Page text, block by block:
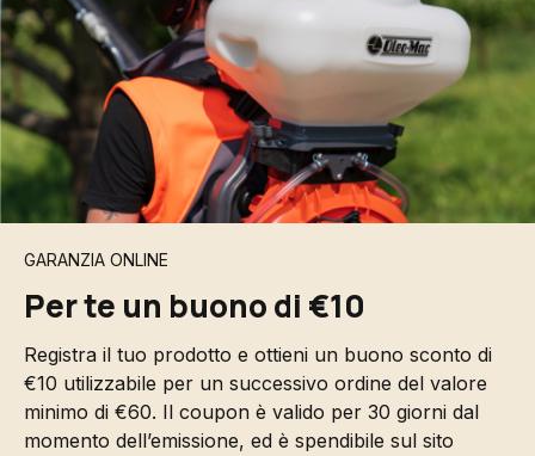
GARANZIA ONLINE
Per te un buono di €10
Registra il tuo prodotto e ottieni un buono sconto di
€10 utilizzabile per un successivo ordine del valore
minimo di €60. Il coupon è valido per 30 giorni dal
momento dell’emissione, ed è spendibile sul sito